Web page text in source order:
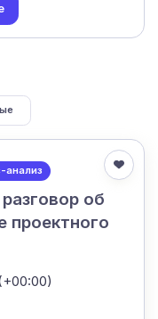
анализ
об
проектного